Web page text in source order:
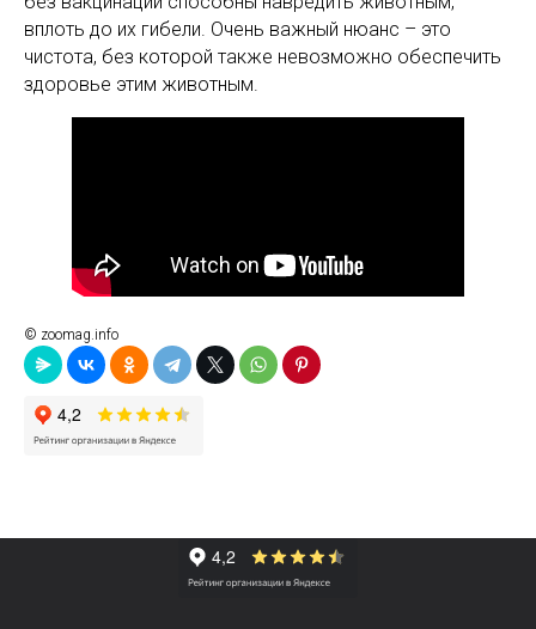
вплоть до их гибели. Очень важный нюанс – это
чистота, без которой также невозможно обеспечить
здоровье этим животным.
© zoomag.info